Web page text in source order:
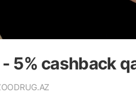
5% cashback
Super Queen biotuualet,
pişik biotuualeti, boz -